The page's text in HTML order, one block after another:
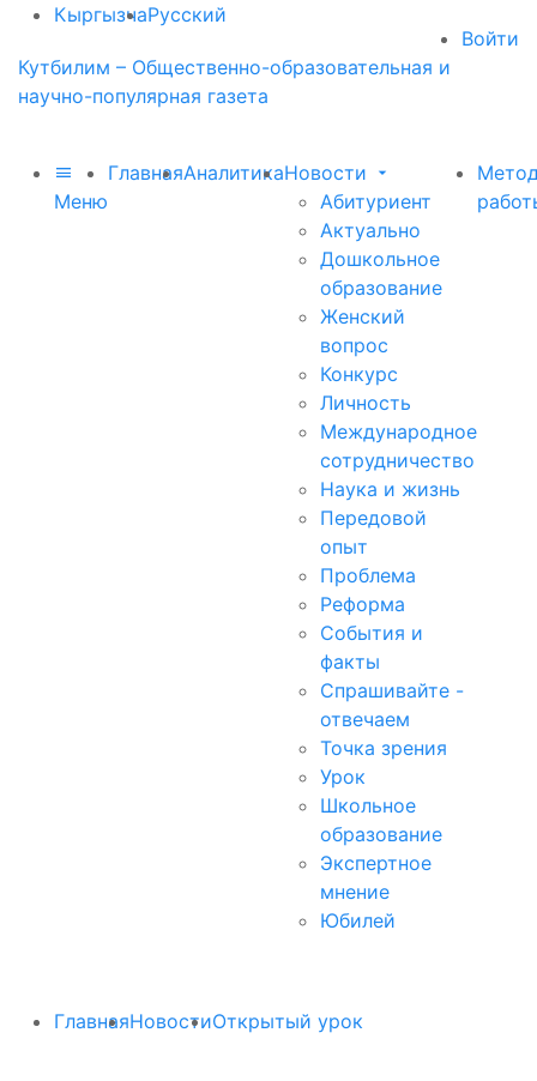
КыргызчаРусский
Войти
Кутбилим – Общественно-образовательная и
научно-популярная газета
Меню
ГлавнаяАналитикаНовости
Абитуриент
Актуально
Дошкольное
образование
Женский
вопрос
Конкурс
Личность
Международное
сотрудничество
Наука и жизнь
Передовой
опыт
Проблема
Реформа
События и
факты
Спрашивайте -
отвечаем
Точка зрения
Урок
Школьное
образование
Экспертное
мнение
Юбилей
ГлавнаяНовостиОткрытый урок